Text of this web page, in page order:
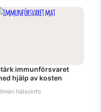
immunförsvaret
hjälp av kosten
hälsoinfo